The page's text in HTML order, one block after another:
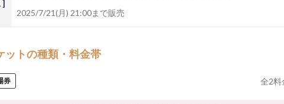
]
2025/7/21(月) 21:00まで販売
ットの種類・料金帯
券 全2料